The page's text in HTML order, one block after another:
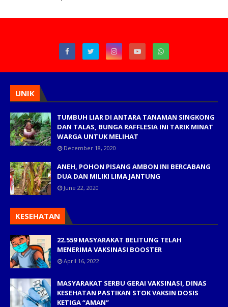
UNIK
TUMBUH LIAR DI ANTARA TANAMAN SINGKONG
DAN TALAS, BUNGA RAFFLESIA INI TARIK MINAT
WARGA UNTUK MELIHAT
December 18, 2020
ANEH, POHON PISANG AMBON INI BERCABANG
DUA DAN MILIKI LIMA JANTUNG
June 22, 2020
KESEHATAN
22.559 MASYARAKAT BELITUNG TELAH
MENERIMA VAKSINASI BOOSTER
April 16, 2022
MASYARAKAT SERBU GERAI VAKSINASI, DINAS
KESEHATAN PASTIKAN STOK VAKSIN DOSIS
KETIGA “AMAN”